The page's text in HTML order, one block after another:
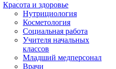
Красота и здоровье
Нутрициология
Косметология
Социальная работа
Учителя начальных
классов
Младший медперсонал
Врачи